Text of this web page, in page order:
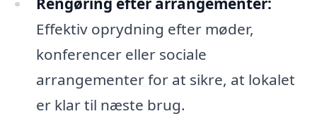
Effektiv oprydning efter møder,
konferencer eller sociale
arrangementer for at sikre, at lokalet
er klar til næste brug.